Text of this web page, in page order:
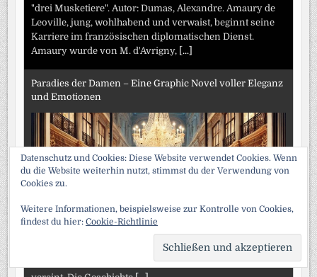
"drei Musketiere". Autor: Dumas, Alexandre. Amaury de
Leoville, jung, wohlhabend und verwaist, beginnt seine
Karriere im französischen diplomatischen Dienst.
Amaury wurde von M. d'Avrigny,
[...]
Paradies der Damen – Eine Graphic Novel voller Eleganz
und Emotionen
Paradies der Damen, die Graphic Novel-Adaption von
Émile Zolas gleichnamigem Roman, ist ein Meisterwerk,
das sowohl literarische Tiefe als auch visuelle Schönheit
Datenschutz und Cookies: Diese Website verwendet Cookies. Wenn
du die Website weiterhin nutzt, stimmst du der Verwendung von
Cookies zu.
Weitere Informationen, beispielsweise zur Kontrolle von Cookies,
findest du hier: Cookie-Richtlinie
TO
TOP